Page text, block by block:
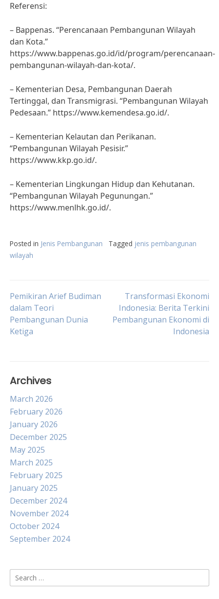
Referensi:
– Bappenas. “Perencanaan Pembangunan Wilayah
dan Kota.”
https://www.bappenas.go.id/id/program/perencanaan-
pembangunan-wilayah-dan-kota/.
– Kementerian Desa, Pembangunan Daerah
Tertinggal, dan Transmigrasi. “Pembangunan Wilayah
Pedesaan.” https://www.kemendesa.go.id/.
– Kementerian Kelautan dan Perikanan.
“Pembangunan Wilayah Pesisir.”
https://www.kkp.go.id/.
– Kementerian Lingkungan Hidup dan Kehutanan.
“Pembangunan Wilayah Pegunungan.”
https://www.menlhk.go.id/.
Posted in Jenis Pembangunan Tagged jenis pembangunan
wilayah
Post
navigation
Pemikiran Arief Budiman
dalam Teori
Pembangunan Dunia
Ketiga
Transformasi Ekonomi
Indonesia: Berita Terkini
Pembangunan Ekonomi di
Indonesia
Archives
March 2026
February 2026
January 2026
December 2025
May 2025
March 2025
February 2025
January 2025
December 2024
November 2024
October 2024
September 2024
Search
for: